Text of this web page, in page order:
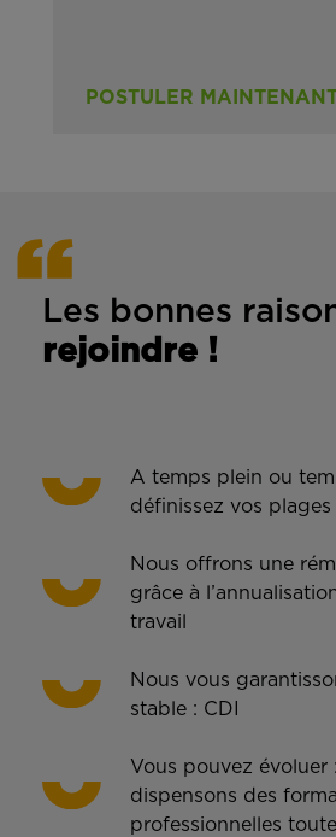
POSTULER
Les bonnes rais
rejoindre !
A temps plein ou
définissez vos
Nous offrons une
grâce à
travail
Nous vous
stable : CDI
Vous pouvez évoluer
dispensons des
professionnelles toute